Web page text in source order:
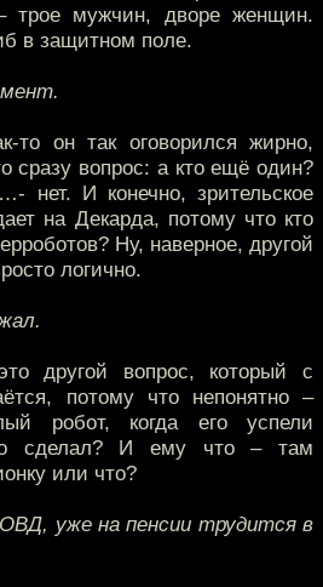
трое мужчин, дворе женщин.
в защитном поле.
то он так оговорился жирно,
сразу вопрос: а кто ещё один?
нет. И конечно, зрительское
на Декарда, потому что кто
Ну, наверное, другой
логично.
другой вопрос, который с
потому что непонятно –
робот, когда его успели
сделал? И ему что – там
или что?
уже на пенсии трудится в